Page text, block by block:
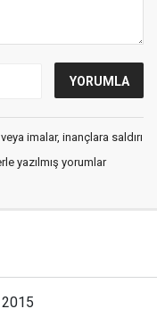
imalar, inançlara saldırı
yazılmış yorumlar